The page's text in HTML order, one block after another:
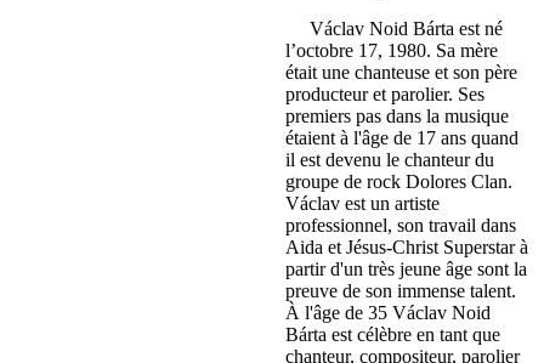
Václav Noid Bárta est né
l’octobre 17, 1980. Sa mère
était une chanteuse et son père
producteur et parolier. Ses
premiers pas dans la musique
étaient à l'âge de 17 ans quand
il est devenu le chanteur du
groupe de rock Dolores Clan.
Václav est un artiste
professionnel, son travail dans
Aida et Jésus-Christ Superstar à
partir d'un très jeune âge sont la
preuve de son immense talent.
À l'âge de 35 Václav Noid
Bárta est célèbre en tant que
chanteur, compositeur, parolier